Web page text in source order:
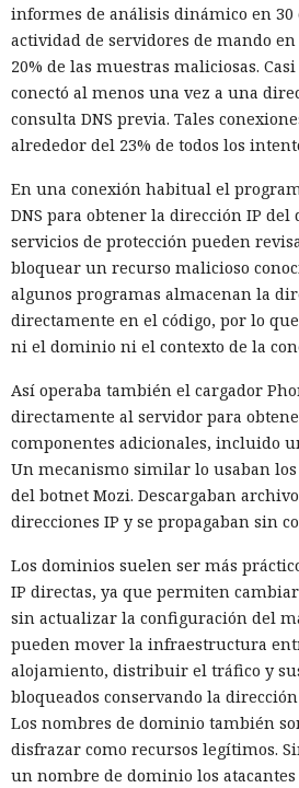
informes de análisis dinámico en 30
actividad de servidores de mando
20% de las muestras maliciosas.
conectó al menos una vez a una
consulta DNS previa. Tales
alrededor del 23% de todos los
En una conexión habitual el
DNS para obtener la dirección IP del
servicios de protección pueden
bloquear un recurso malicioso
algunos programas almacenan la
directamente en el código, por lo
ni el dominio ni el contexto de la
Así operaba también el cargador
directamente al servidor para
componentes adicionales, incluido
Un mecanismo similar lo usaban
del botnet Mozi. Descargaban
direcciones IP y se propagaban sin
Los dominios suelen ser más
IP directas, ya que permiten
sin actualizar la configuración del
pueden mover la infraestructura
alojamiento, distribuir el tráfico y
bloqueados conservando la
Los nombres de dominio también
disfrazar como recursos legítimos.
un nombre de dominio los